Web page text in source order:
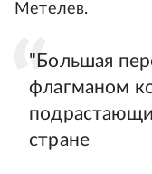
Метелев.
"Большая
флагманом
стране